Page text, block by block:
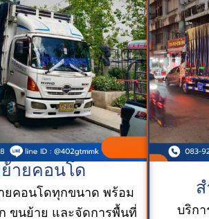
ายคอนโด
ยคอนโดทุกขนาด พร้อม
ขนย้าย และจัดการพื้นที่
บริก